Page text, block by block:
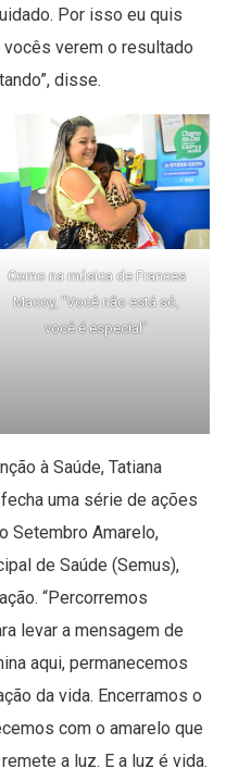
Por isso eu quis
verem o resultado
disse.
Como na música de Frances
Macoy, “Você não está só,
você é especial”
à Saúde, Tatiana
fecha uma série de ações
Setembro Amarelo,
de Saúde (Semus),
“Percorremos
levar a mensagem de
aqui, permanecemos
da vida. Encerramos o
com o amarelo que
a luz. E a luz é vida.